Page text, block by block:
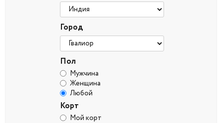
Город
Пол
Мужчина
Женщина
Любой
Корт
Мой корт